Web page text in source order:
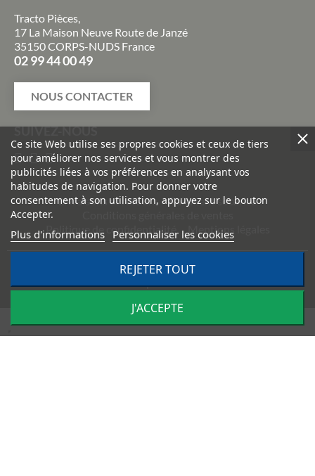
Tracto Pièces,
17 La Maison Neuve Route de Janzé
35150 CORPS-NUDS France
02 99 44 00 49
NOUS CONTACTER
SUIVEZ-NOUS
Livraisons et retours
Paiement sécurisé
Politique de confidentialité
Mentions légales
TRACTO PIÈCES - Conception & réalisation :
Impulsion
Ce site Web utilise ses propres cookies et ceux de tiers
pour améliorer nos services et vous montrer des
publicités liées à vos préférences en analysant vos
habitudes de navigation. Pour donner votre
consentement à son utilisation, appuyez sur le bouton
Accepter.
Plus d'informations Personnaliser les cookies
REJETER TOUT
J'ACCEPTE